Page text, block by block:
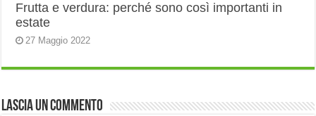
Frutta e verdura: perché sono così importanti in
estate
27 Maggio 2022
Lascia un commento